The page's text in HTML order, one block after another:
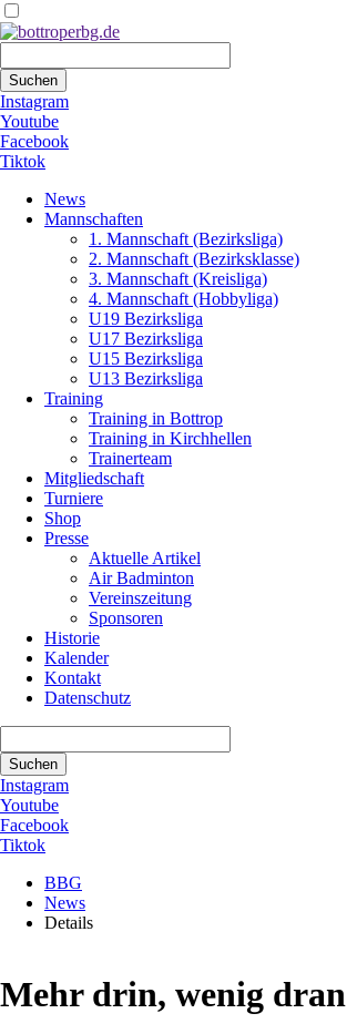
Suchen
Instagram
Youtube
Facebook
Tiktok
überspringen
News
Mannschaften
1. Mannschaft (Bezirksliga)
2. Mannschaft (Bezirksklasse)
3. Mannschaft (Kreisliga)
4. Mannschaft (Hobbyliga)
U19 Bezirksliga
U17 Bezirksliga
U15 Bezirksliga
U13 Bezirksliga
Training
Training in Bottrop
Training in Kirchhellen
Trainerteam
Mitgliedschaft
Turniere
Shop
Presse
Aktuelle Artikel
Air Badminton
Vereinszeitung
Sponsoren
Historie
Kalender
Kontakt
Datenschutz
Suchen
Instagram
Youtube
Facebook
Tiktok
BBG
News
Details
Mehr drin, wenig dran